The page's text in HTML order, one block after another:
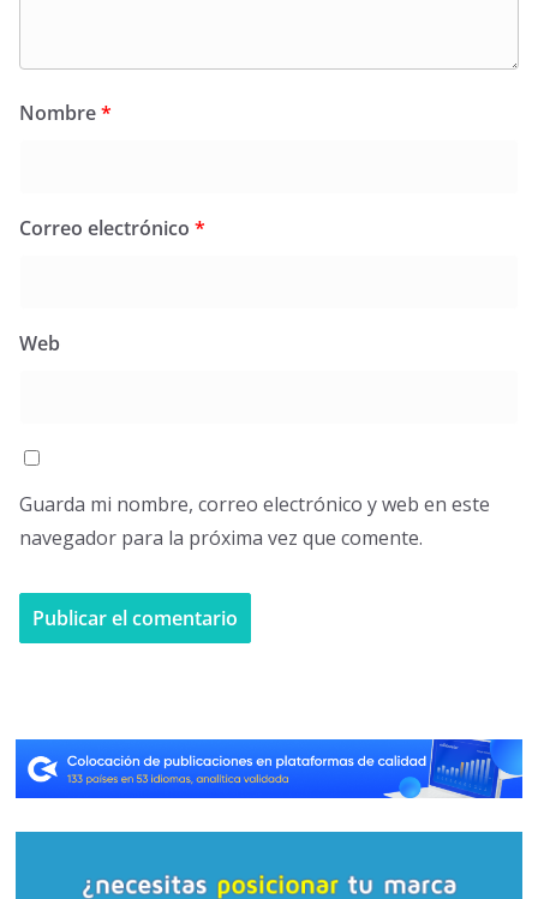
Nombre*
Correo electrónico *
Web
Guarda mi nombre, correo electrónico y web en este
navegador para la próxima vez que comente.